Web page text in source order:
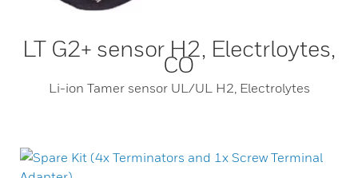
LT G2+ sensor H2, Electrloytes,
CO
Li-ion Tamer sensor UL/UL H2, Electrolytes